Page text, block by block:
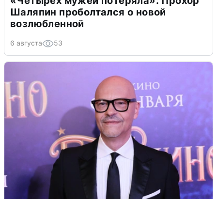
Шаляпин проболтался о новой
возлюбленной
6 августа 53